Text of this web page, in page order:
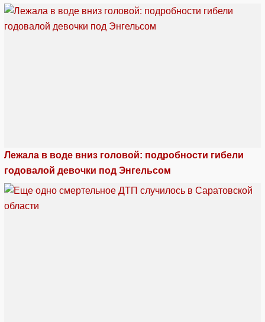
Лежала в воде вниз головой: подробности гибели
годовалой девочки под Энгельсом